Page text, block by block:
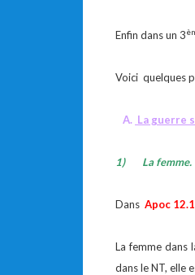
Enfin dans un 3
Voici quelques
A. La guerre
1) La femme.
Dans Apoc 12.1
La femme dans
dans le NT, elle